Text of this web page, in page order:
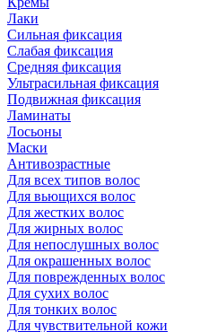
Лаки
Сильная фиксация
Слабая фиксация
Средняя фиксация
Ультрасильная фиксация
Подвижная фиксация
Ламинаты
Лосьоны
Маски
Антивозрастные
Для всех типов волос
Для вьющихся волос
Для жестких волос
Для жирных волос
Для непослушных волос
Для окрашенных волос
Для поврежденных волос
Для сухих волос
Для тонких волос
Для чувствительной кожи